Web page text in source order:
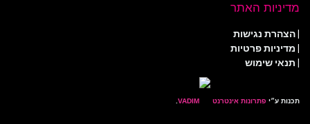
מדיניות האתר
|הצהרת נגישות
| מדיניות פרטיות
| תנאי שימוש
תכנות ע״י פתרונות אינטרנט